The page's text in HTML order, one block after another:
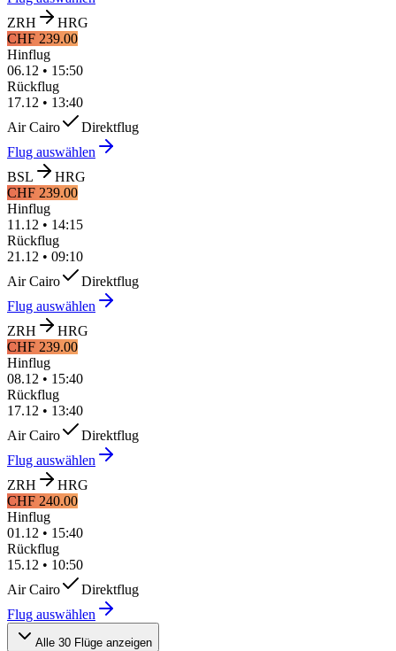
ZRH
HRG
CHF 239.00
Hinflug
06.12 • 15:50
Rückflug
17.12 • 13:40
Air Cairo
Direktflug
Flug auswählen
BSL
HRG
CHF 239.00
Hinflug
11.12 • 14:15
Rückflug
21.12 • 09:10
Air Cairo
Direktflug
Flug auswählen
ZRH
HRG
CHF 239.00
Hinflug
08.12 • 15:40
Rückflug
17.12 • 13:40
Air Cairo
Direktflug
Flug auswählen
ZRH
HRG
CHF 240.00
Hinflug
01.12 • 15:40
Rückflug
15.12 • 10:50
Air Cairo
Direktflug
Flug auswählen
Alle 30 Flüge anzeigen